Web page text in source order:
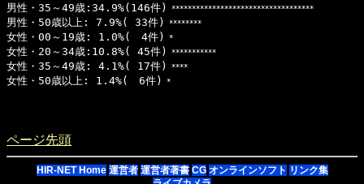
男性・35～49歳:34.9%(146件) ***********************************
男性・50歳以上: 7.9%( 33件) ********
女性・00～19歳: 1.0%( 4件) *
女性・20～34歳:10.8%( 45件) ***********
女性・35～49歳: 4.1%( 17件) ****
女性・50歳以上: 1.4%( 6件) *
ページ先頭
HIR-NET Home 運営者 運営者著書 CG オンラインソフト リンク集